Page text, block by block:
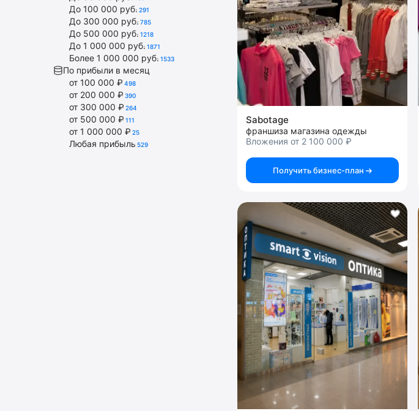
До 100 000 руб. 291
До 300 000 руб. 785
До 500 000 руб. 1218
До 1 000 000 руб. 1871
Более 1 000 000 руб. 1533
По прибыли в месяц
от 100 000 ₽ 498
от 200 000 ₽ 390
от 300 000 ₽ 264
от 500 000 ₽ 111
от 1 000 000 ₽ 25
Любая прибыль 529
Sabotage
франшиза магазина одежды
Вложения от 2 100 000 ₽
Получить бизнес-план